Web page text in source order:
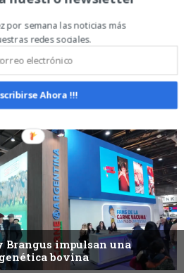
nuevo sistema para
de la información
Brangus impulsan una
bovina
por semana las noticias más
redes sociales.
Ahora !!!